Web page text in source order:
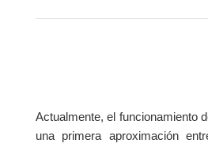
Actualmente, el funcionamiento
una primera aproximación